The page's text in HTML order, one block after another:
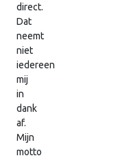
direct.
Dat
neemt
niet
iedereen
mij
in
dank
af.
Mijn
motto